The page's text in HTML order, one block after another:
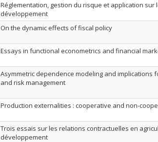
Réglementation, gestion du risque et application sur
développement
On the dynamic effects of fiscal policy
Essays in functional econometrics and financial
Asymmetric dependence modeling and implications
and risk management
Production externalities : cooperative and non-
Trois essais sur les relations contractuelles en
développement